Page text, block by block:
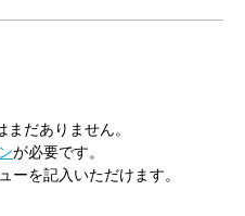
だありません。
が必要です。
ーを記入いただけます。